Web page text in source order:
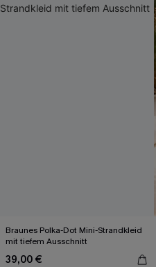
Braunes Polka-Dot Mini-Strandkleid
mit tiefem Ausschnitt
39,00 €